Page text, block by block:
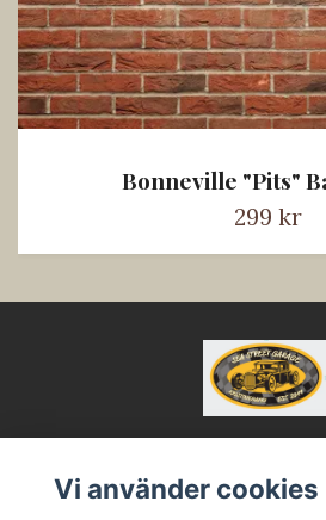
Bonneville "Pits"
299 kr
Kontakt
Vi använder cookies